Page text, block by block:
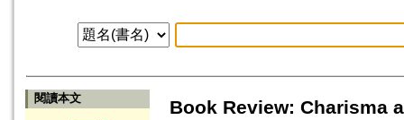
閱讀本文
Book Review: Charisma